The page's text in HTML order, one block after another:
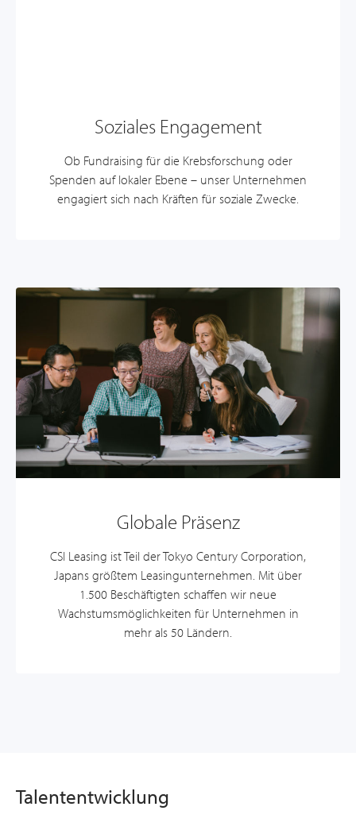
Soziales Engagement
Ob Fundraising für die Krebsforschung oder
Spenden auf lokaler Ebene – unser Unternehmen
engagiert sich nach Kräften für soziale Zwecke.
Globale Präsenz
CSI Leasing ist Teil der Tokyo Century Corporation,
Japans größtem Leasingunternehmen. Mit über
1.500 Beschäftigten schaffen wir neue
Wachstumsmöglichkeiten für Unternehmen in
mehr als 50 Ländern.
Talententwicklung